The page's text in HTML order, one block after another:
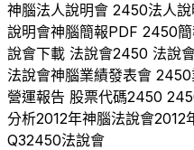
神腦法人說明會 2450法人
說明會神腦簡報PDF 2450
說會下載 法說會2450 法說
法說會神腦業績發表會 2450
營運報告 股票代碼2450
分析2012年神腦法說會2012
Q32450法說會